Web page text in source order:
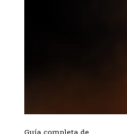
Guía completa de